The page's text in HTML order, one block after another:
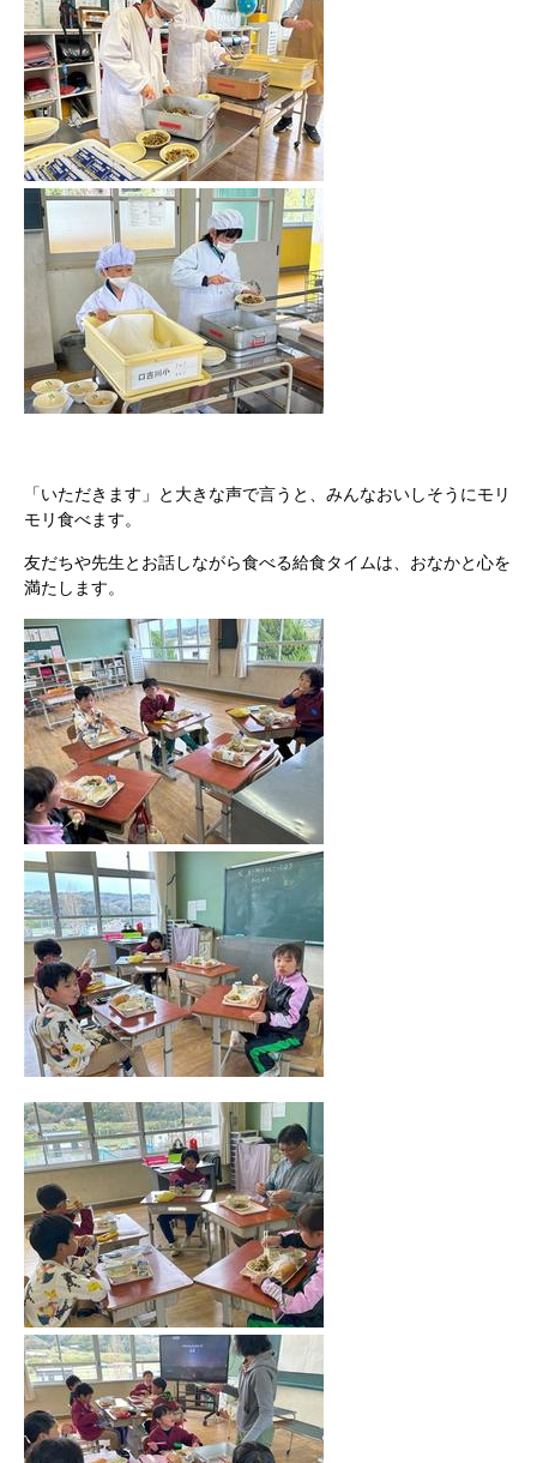
「いただきます」と大きな声で言うと、みんなおいしそうにモリ
モリ食べます。
友だちや先生とお話しながら食べる給食タイムは、おなかと心を
満たします。